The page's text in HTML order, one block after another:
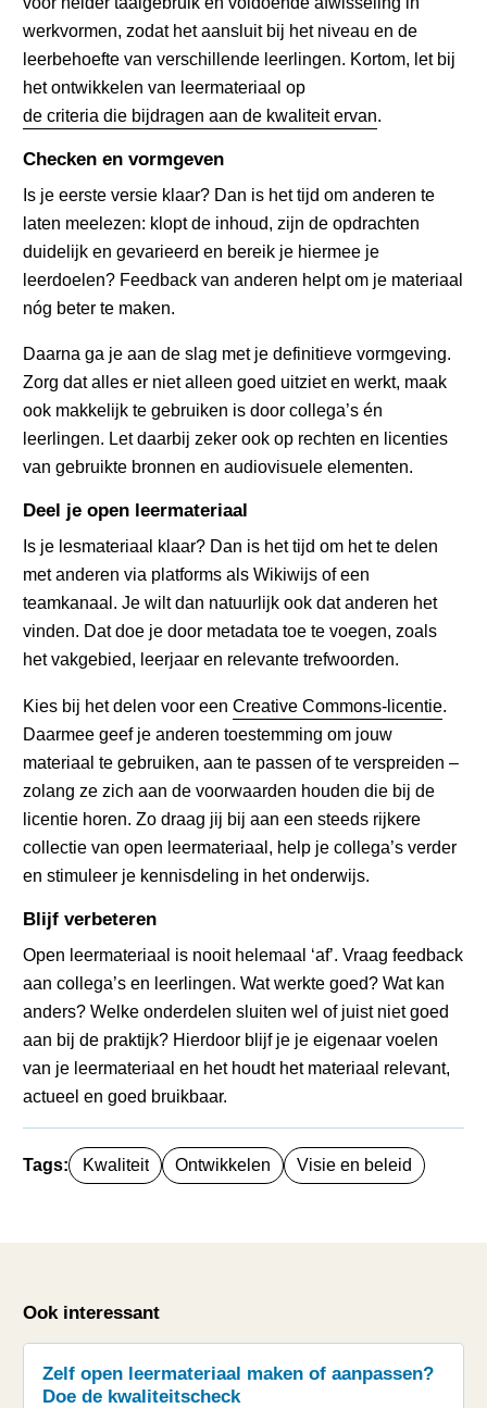
werkvormen, zodat het aansluit bij het niveau en de
leerbehoefte van verschillende leerlingen. Kortom, let bij
het ontwikkelen van leermateriaal op
de criteria die bijdragen aan de kwaliteit ervan.
Checken en vormgeven
Is je eerste versie klaar? Dan is het tijd om anderen te
laten meelezen: klopt de inhoud, zijn de opdrachten
duidelijk en gevarieerd en bereik je hiermee je
leerdoelen? Feedback van anderen helpt om je materiaal
nóg beter te maken.
Daarna ga je aan de slag met je definitieve vormgeving.
Zorg dat alles er niet alleen goed uitziet en werkt, maak
ook makkelijk te gebruiken is door collega’s én
leerlingen. Let daarbij zeker ook op rechten en licenties
van gebruikte bronnen en audiovisuele elementen.
Deel je open leermateriaal
Is je lesmateriaal klaar? Dan is het tijd om het te delen
met anderen via platforms als Wikiwijs of een
teamkanaal. Je wilt dan natuurlijk ook dat anderen het
vinden. Dat doe je door metadata toe te voegen, zoals
het vakgebied, leerjaar en relevante trefwoorden.
Kies bij het delen voor eenCreative Commons-licentie.
Daarmee geef je anderen toestemming om jouw
materiaal te gebruiken, aan te passen of te verspreiden –
zolang ze zich aan de voorwaarden houden die bij de
licentie horen. Zo draag jij bij aan een steeds rijkere
collectie van open leermateriaal, help je collega’s verder
en stimuleer je kennisdeling in het onderwijs.
Blijf verbeteren
Open leermateriaal is nooit helemaal ‘af’. Vraag feedback
aan collega’s en leerlingen. Wat werkte goed? Wat kan
anders? Welke onderdelen sluiten wel of juist niet goed
aan bij de praktijk? Hierdoor blijf je je eigenaar voelen
van je leermateriaal en het houdt het materiaal relevant,
actueel en goed bruikbaar.
Tags: Kwaliteit Ontwikkelen Visie en beleid
Ook interessant
Zelf open leermateriaal maken of aanpassen?
Doe de kwaliteitscheck